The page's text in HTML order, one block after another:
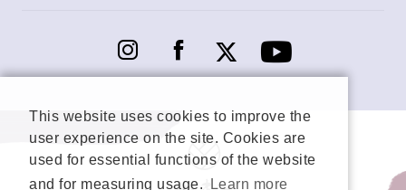
This website uses cookies to improve the
user experience on the site. Cookies are
used for essential functions of the website
and for measuring usage.
Learn more